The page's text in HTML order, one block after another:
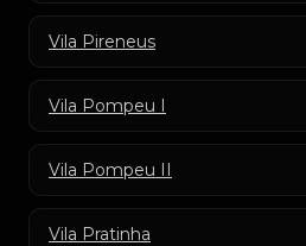
Vila Pireneus
Vila Pompeu I
Vila Pompeu II
Vila Pratinha